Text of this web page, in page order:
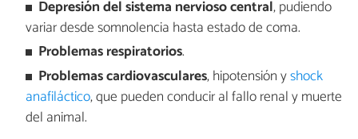
Depresión del sistema nervioso central, pudiendo
variar desde somnolencia hasta estado de coma.
Problemas respiratorios.
Problemas cardiovasculares, hipotensión yshock
anafiláctico, que pueden conducir al fallo renal y muerte
del animal.